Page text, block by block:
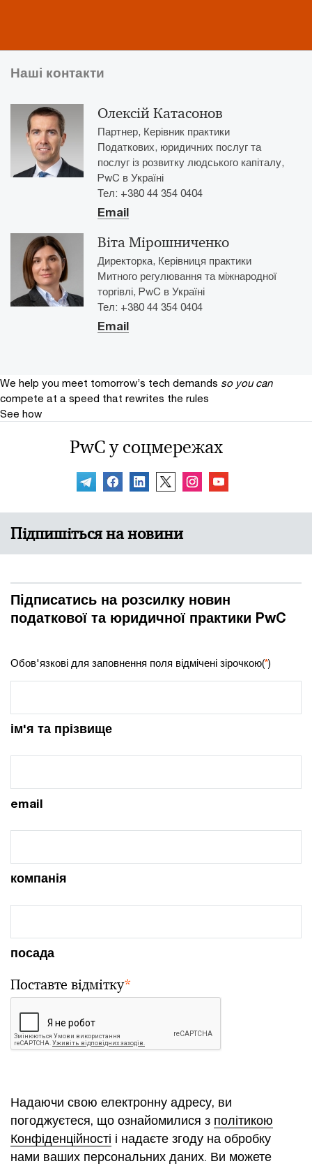
Наші контакти
Олексій Катасонов
Партнер, Керівник практики
Податкових, юридичних послуг та
послуг із розвитку людського капіталу,
PwC в Україні
Тел: +380 44 354 0404
Email
Віта Мірошниченко
Директорка, Керівниця практики
Митного регулювання та міжнародної
торгівлі, PwC в Україні
Тел: +380 44 354 0404
Email
We help you meet tomorrow’s tech demands so you can
compete at a speed that rewrites the rules
See how
PwC у соцмережах
Підпишіться на новини
Підписатись на розсилку новин
податкової та юридичної практики PwC
Обов'язкові для заповнення поля відмічені зірочкою(*)
ім'я та прізвище
email
компанія
посада
Поставте відмітку*
Надаючи свою електронну адресу, ви
погоджуєтеся, що ознайомилися з політикою
Конфіденційності і надаєте згоду на обробку
нами ваших персональних даних. Ви можете